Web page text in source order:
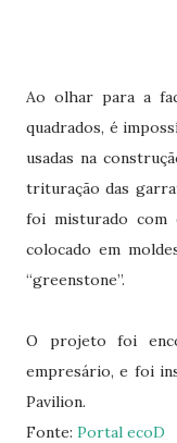
Ao olhar para a
quadrados, é
usadas na
trituração das
foi misturado com
colocado em
“greenstone”.
O projeto foi
empresário, e foi
Pavilion.
Fonte: Portal ecoD